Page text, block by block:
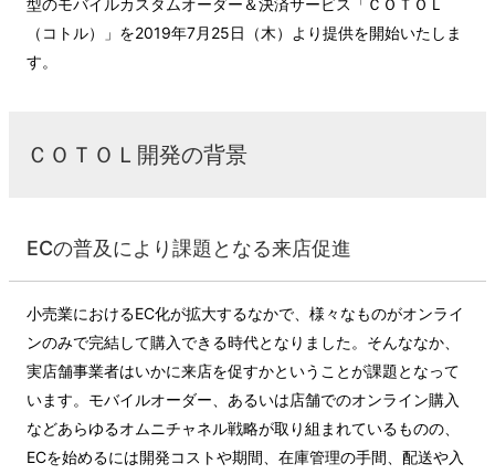
型のモバイルカスタムオーダー＆決済サービス「ＣＯＴＯＬ
（コトル）」を2019年7月25日（木）より提供を開始いたしま
す。
ＣＯＴＯＬ開発の背景
ECの普及により課題となる来店促進
小売業におけるEC化が拡大するなかで、様々なものがオンライ
ンのみで完結して購入できる時代となりました。そんななか、
実店舗事業者はいかに来店を促すかということが課題となって
います。モバイルオーダー、あるいは店舗でのオンライン購入
などあらゆるオムニチャネル戦略が取り組まれているものの、
ECを始めるには開発コストや期間、在庫管理の手間、配送や入